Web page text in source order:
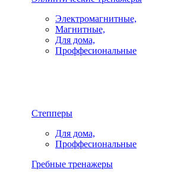
Электромагнитные,
Магнитные,
Для дома,
Проффесиональные
Степперы
Для дома,
Проффесиональные
Гребные тренажеры